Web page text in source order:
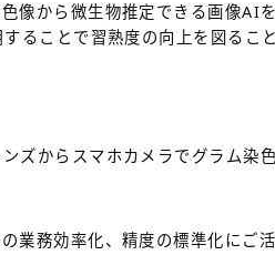
像から微生物推定できる画像AIを
ることで習熟度の向上を図ること
ズからスマホカメラでグラム
業務効率化、精度の標準化にご